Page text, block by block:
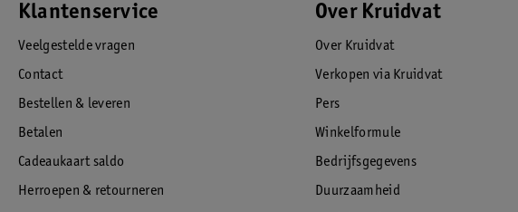
Klantenservice
Veelgestelde vragen
Contact
Bestellen & leveren
Betalen
Cadeaukaart saldo
Herroepen & retourneren
Over Kruidvat
Over Kruidvat
Verkopen via Kruidvat
Pers
Winkelformule
Bedrijfsgegevens
Duurzaamheid